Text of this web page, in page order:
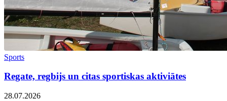
Sports
Regate, regbijs un citas sportiskas aktiviātes
28.07.2026